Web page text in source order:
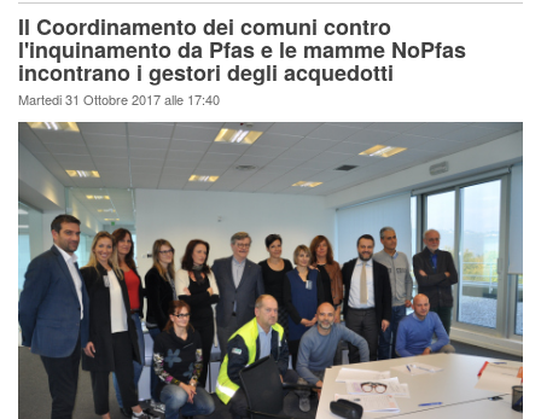
Il Coordinamento dei comuni contro
l'inquinamento da Pfas e le mamme NoPfas
incontrano i gestori degli acquedotti
Martedi 31 Ottobre 2017 alle 17:40